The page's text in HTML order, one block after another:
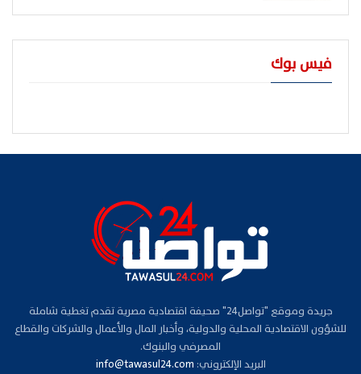
فيس بوك
جريدة وموقع "تواصل24" صحيفة اقتصادية مصرية تقدم تغطية شاملة
للشؤون الاقتصادية المحلية والدولية، وأخبار المال والأعمال والشركات والقطاع
المصرفي والبنوك.
البريد الإلكتروني: info@tawasul24.com